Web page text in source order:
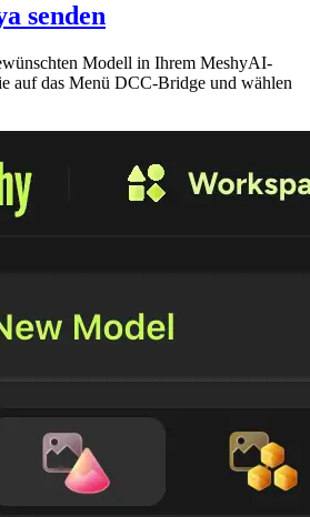
senden
Modell in Ihrem MeshyAI-
auf das Menü DCC-Bridge und wählen